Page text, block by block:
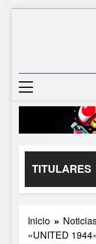
TITULARES
Moonlighter
1 Día Atrás
Inicio
«UNITED